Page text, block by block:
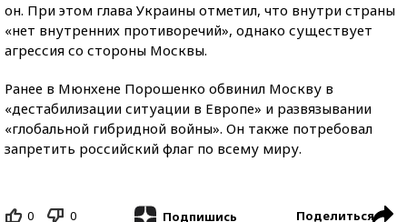
он. При этом глава Украины отметил, что внутри страны
«нет внутренних противоречий», однако существует
агрессия со стороны Москвы.
Ранее в Мюнхене Порошенко обвинил Москву в
«дестабилизации ситуации в Европе» и развязывании
«глобальной гибридной войны». Он также потребовал
запретить российский флаг по всему миру.
0 0 Подпишись Поделиться